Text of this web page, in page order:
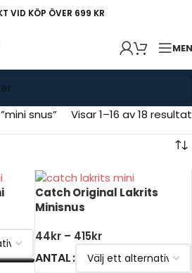
VID KÖP ÖVER 699 KR
snus” Visar 1–16 av 18 resultat
Catch Original Lakrits
Minisnus
44kr – 415kr
ANTAL